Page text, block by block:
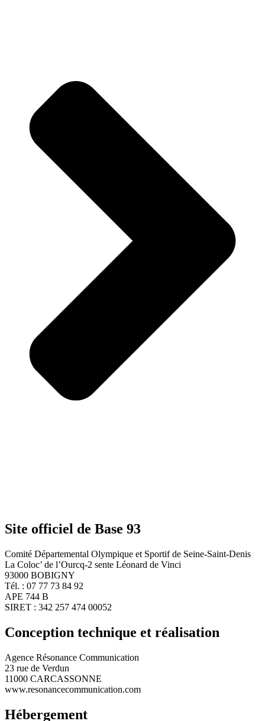
Site officiel de Base 93
Comité Départemental Olympique et Sportif de Seine-Saint-Denis
La Coloc’ de l’Ourcq-2 sente Léonard de Vinci
93000 BOBIGNY
Tél. : 07 77 73 84 92
APE 744 B
SIRET : 342 257 474 00052
Conception technique et réalisation
Agence Résonance Communication
23 rue de Verdun
11000 CARCASSONNE
www.resonancecommunication.com
Hébergement